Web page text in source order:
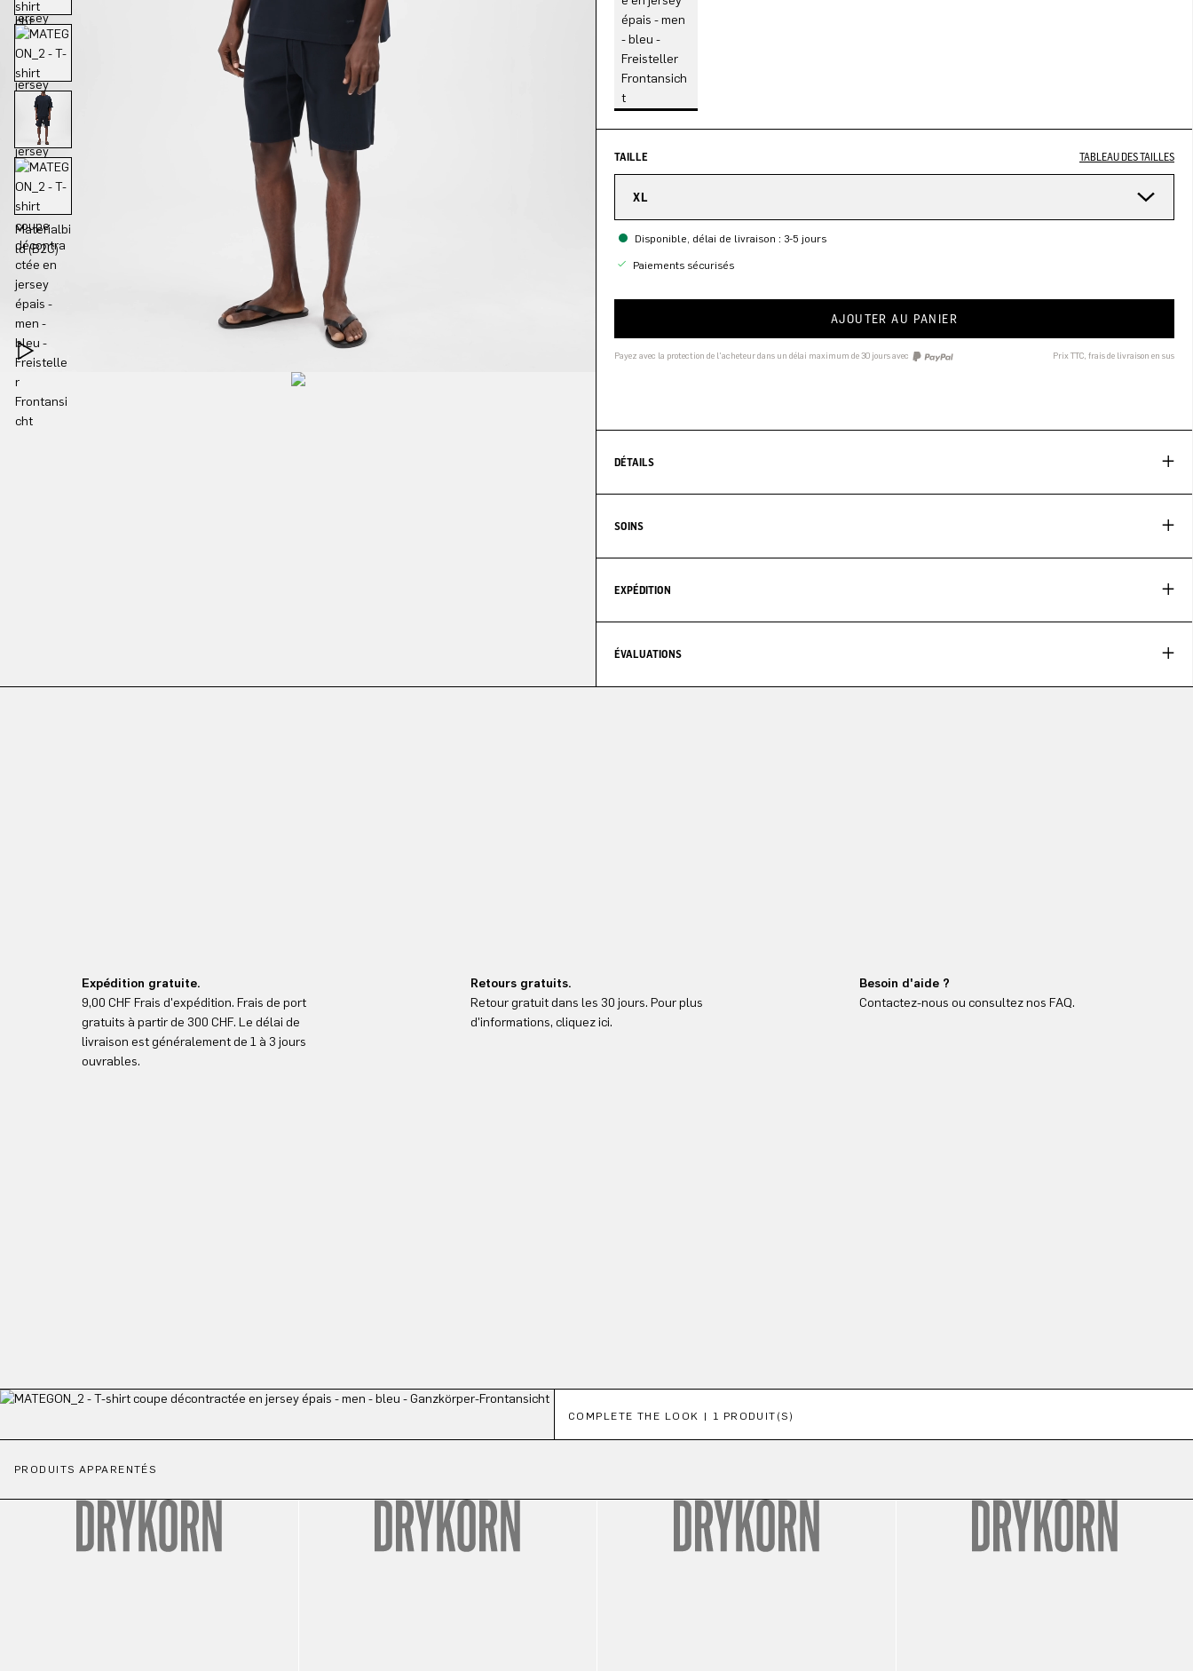
TAILLE TABLEAU DES TAILLES
XL
Disponible, délai de livraison : 3-5 jours
Paiements sécurisés
AJOUTER AU PANIER
Payez avec la protection de l'acheteur dans un délai maximum de 30 jours avec Prix TTC, frais de livraison en sus
DÉTAILS
SOINS
EXPÉDITION
ÉVALUATIONS
Expédition gratuite.
9,00 CHF Frais d'expédition. Frais de port
gratuits à partir de 300 CHF. Le délai de
livraison est généralement de 1 à 3 jours
ouvrables.
Retours gratuits.
Retour gratuit dans les 30 jours. Pour plus
d'informations, cliquez ici.
Besoin d'aide ?
Contactez-nous ou consultez nos FAQ.
COMPLETE THE LOOK | 1 PRODUIT(S)
PRODUITS APPARENTÉS